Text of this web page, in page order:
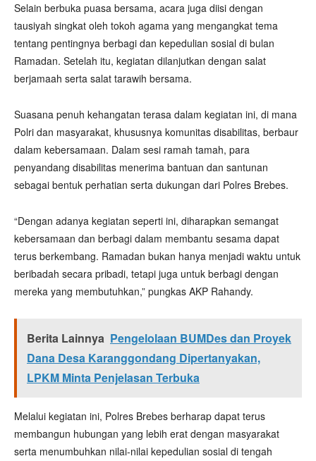
Selain berbuka puasa bersama, acara juga diisi dengan
tausiyah singkat oleh tokoh agama yang mengangkat tema
tentang pentingnya berbagi dan kepedulian sosial di bulan
Ramadan. Setelah itu, kegiatan dilanjutkan dengan salat
berjamaah serta salat tarawih bersama.
Suasana penuh kehangatan terasa dalam kegiatan ini, di mana
Polri dan masyarakat, khususnya komunitas disabilitas, berbaur
dalam kebersamaan. Dalam sesi ramah tamah, para
penyandang disabilitas menerima bantuan dan santunan
sebagai bentuk perhatian serta dukungan dari Polres Brebes.
“Dengan adanya kegiatan seperti ini, diharapkan semangat
kebersamaan dan berbagi dalam membantu sesama dapat
terus berkembang. Ramadan bukan hanya menjadi waktu untuk
beribadah secara pribadi, tetapi juga untuk berbagi dengan
mereka yang membutuhkan,” pungkas AKP Rahandy.
Berita Lainnya Pengelolaan BUMDes dan Proyek
Dana Desa Karanggondang Dipertanyakan,
LPKM Minta Penjelasan Terbuka
Melalui kegiatan ini, Polres Brebes berharap dapat terus
membangun hubungan yang lebih erat dengan masyarakat
serta menumbuhkan nilai-nilai kepedulian sosial di tengah